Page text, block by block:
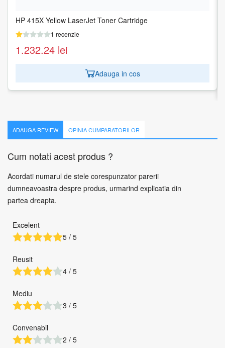
HP 415X Yellow LaserJet Toner Cartridge
1 recenzie
1.232.24 lei
Adauga in cos
XEROX 106R01294 Toner Xerox negru Phaser 5550, 30000
pagini
Adauga in cos
ADAUGA REVIEW OPINIA CUMPARATORILOR
Cum notati acest produs ?
Acordati numarul de stele corespunzator parerii
dumneavoastra despre produs, urmarind explicatia din
partea dreapta.
Excelent
5 / 5
Reusit
4 / 5
Mediu
3 / 5
Convenabil
2 / 5